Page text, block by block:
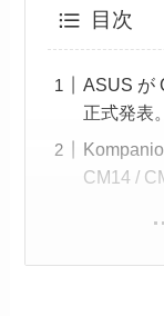
目次
ASUS が
正式発表
CM14 /